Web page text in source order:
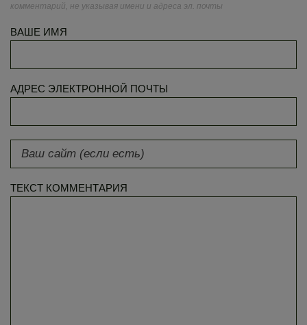
комментарий, не указывая имени и адреса эл. почты
ВАШЕ ИМЯ
АДРЕС ЭЛЕКТРОННОЙ ПОЧТЫ
ТЕКСТ КОММЕНТАРИЯ